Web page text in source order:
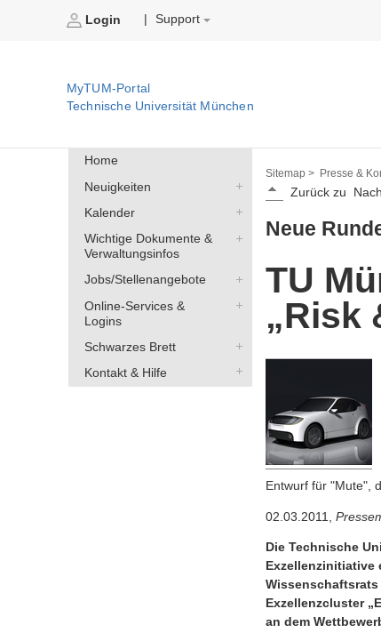
Login Support
MyTUM-Portal
Technische Universität München
Home
Neuigkeiten
Kalender
Wichtige Dokumente &
Verwaltungsinfos
Jobs/Stellenangebote
Online-Services &
Logins
Schwarzes Brett
Kontakt & Hilfe
Sitemap > Presse &
Zurück zu
Neue
TU
„Risk
Entwurf für "Mute",
02.03.2011,
Die Technische
Exzellenzinitiative
Exzellenzcluster
an dem